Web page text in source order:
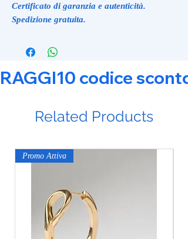
Certificato di garanzia e autenticità.
Spedizione gratuita.
RAGGI10 codice
Related Products
Promo Attiva